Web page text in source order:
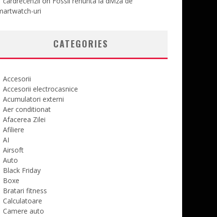
uri
CATEGORIES
Accesorii
Accesorii electrocasnice
Acumulatori externi
Aer conditionat
Afacerea Zilei
Afiliere
AI
Airsoft
Auto
Black Friday
Boxe
Bratari fitness
Calculatoare
Camere auto